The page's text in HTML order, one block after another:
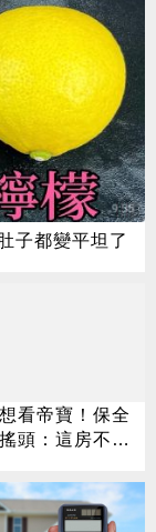
子都變平坦了
看帝寶！保全
頭：這房不是